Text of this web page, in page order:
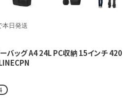
本日発送
バッグ A4 24L PC収納 15インチ 420